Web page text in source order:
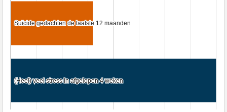
Suïcide gedachten de laatste 12 maanden
Suïcide gedachten de laatste 12 maanden
(Heel) veel stress in afgelopen 4 weken
(Heel) veel stress in afgelopen 4 weken